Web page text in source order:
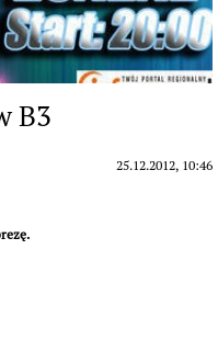
B3
25.12.2012, 10:46